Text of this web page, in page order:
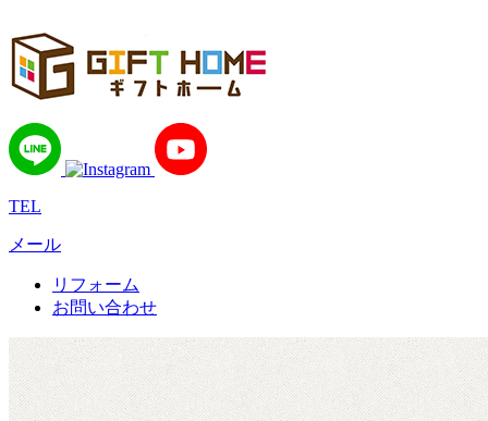
TEL
メール
リフォーム
お問い合わせ